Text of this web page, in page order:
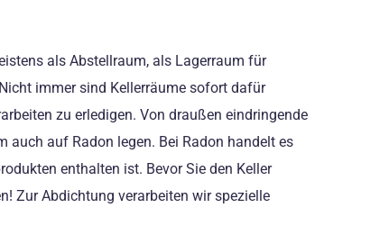
als Abstellraum, als Lagerraum für
immer sind Kellerräume sofort dafür
zu erledigen. Von draußen eindringende
auch auf Radon legen. Bei Radon handelt es
enthalten ist. Bevor Sie den Keller
Zur Abdichtung verarbeiten wir spezielle